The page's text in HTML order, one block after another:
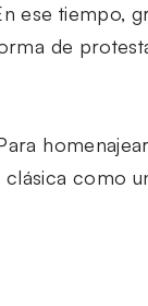
ese tiempo,
de
como